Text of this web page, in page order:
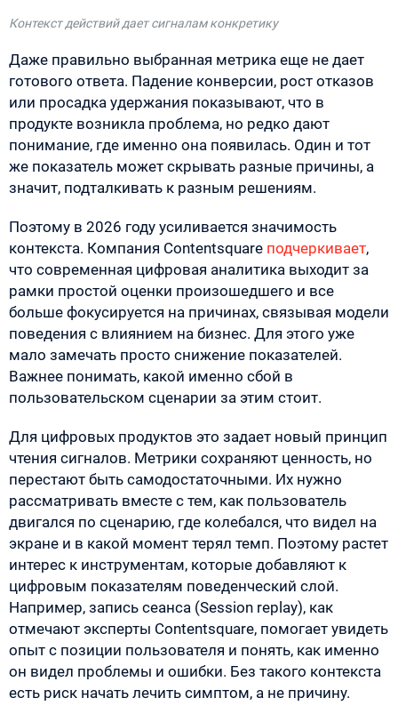
Контекст действий дает сигналам конкретику
Даже правильно выбранная метрика еще не дает
готового ответа. Падение конверсии, рост отказов
или просадка удержания показывают, что в
продукте возникла проблема, но редко дают
понимание, где именно она появилась. Один и тот
же показатель может скрывать разные причины, а
значит, подталкивать к разным решениям.
Поэтому в 2026 году усиливается значимость
контекста. Компания Contentsquare подчеркивает,
что современная цифровая аналитика выходит за
рамки простой оценки произошедшего и все
больше фокусируется на причинах, связывая модели
поведения с влиянием на бизнес. Для этого уже
мало замечать просто снижение показателей.
Важнее понимать, какой именно сбой в
пользовательском сценарии за этим стоит.
Для цифровых продуктов это задает новый принцип
чтения сигналов. Метрики сохраняют ценность, но
перестают быть самодостаточными. Их нужно
рассматривать вместе с тем, как пользователь
двигался по сценарию, где колебался, что видел на
экране и в какой момент терял темп. Поэтому растет
интерес к инструментам, которые добавляют к
цифровым показателям поведенческий слой.
Например, запись сеанса (Session replay), как
отмечают эксперты Contentsquare, помогает увидеть
опыт с позиции пользователя и понять, как именно
он видел проблемы и ошибки. Без такого контекста
есть риск начать лечить симптом, а не причину.